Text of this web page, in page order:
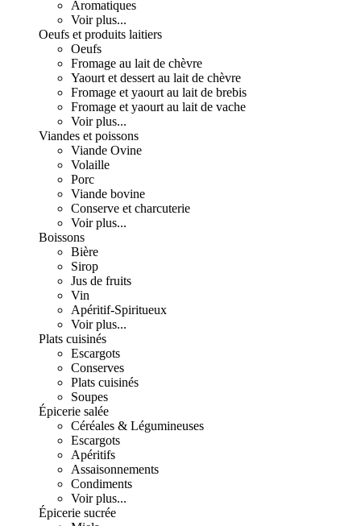
Aromatiques
Voir plus...
Oeufs et produits laitiers
Oeufs
Fromage au lait de chèvre
Yaourt et dessert au lait de chèvre
Fromage et yaourt au lait de brebis
Fromage et yaourt au lait de vache
Voir plus...
Viandes et poissons
Viande Ovine
Volaille
Porc
Viande bovine
Conserve et charcuterie
Voir plus...
Boissons
Bière
Sirop
Jus de fruits
Vin
Apéritif-Spiritueux
Voir plus...
Plats cuisinés
Escargots
Conserves
Plats cuisinés
Soupes
Épicerie salée
Céréales & Légumineuses
Escargots
Apéritifs
Assaisonnements
Condiments
Voir plus...
Épicerie sucrée